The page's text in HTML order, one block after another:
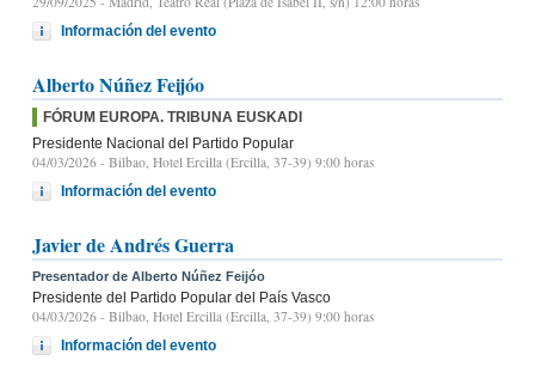
Información del evento
Alberto Núñez Feijóo
FÓRUM EUROPA. TRIBUNA EUSKADI
Presidente Nacional del Partido Popular
04/03/2026 - Bilbao, Hotel Ercilla (Ercilla, 37-39) 9:00 horas
Información del evento
Javier de Andrés Guerra
Presentador de Alberto Núñez Feijóo
Presidente del Partido Popular del País Vasco
04/03/2026 - Bilbao, Hotel Ercilla (Ercilla, 37-39) 9:00 horas
Información del evento